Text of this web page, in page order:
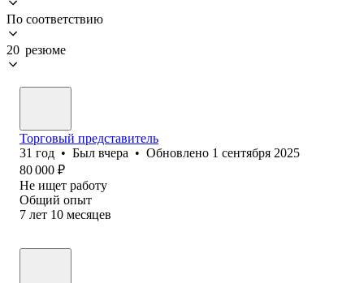
По соответствию
20 резюме
Торговый представитель
31 год • Был вчера • Обновлено 1 сентября 2025
80 000 ₽
Не ищет работу
Общий опыт
7 лет 10 месяцев